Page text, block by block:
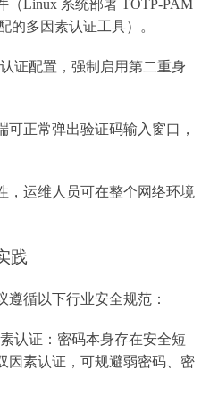
（Linux 系统部署 TOTP-PAM
的多因素认证工具）。
证配置，强制启用第二重身
正常弹出验证码输入窗口，
，运维人员可在整个网络环境
践
遵循以下行业安全规范：
认证：密码本身存在安全短
因素认证，可规避弱密码、密